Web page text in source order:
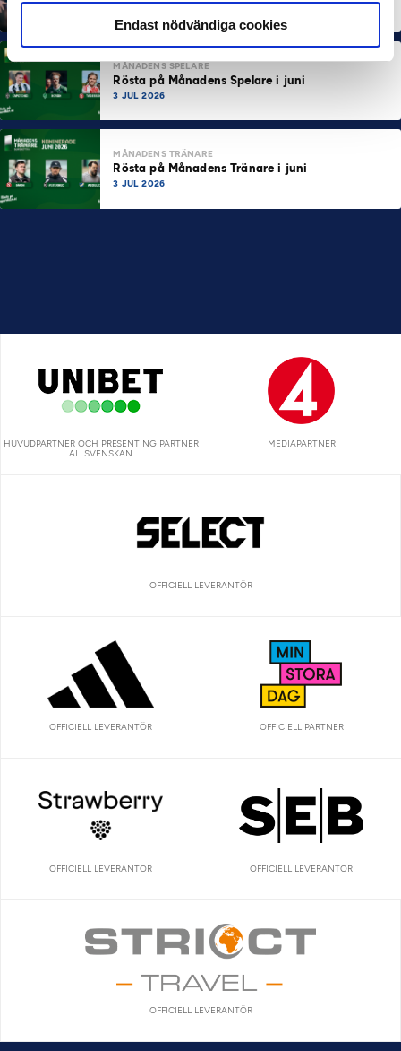
Endast nödvändiga cookies
10 JUL 2026
MÅNADENS SPELARE
Rösta på Månadens Spelare i juni
3 JUL 2026
MÅNADENS TRÄNARE
Rösta på Månadens Tränare i juni
3 JUL 2026
HUVUDPARTNER OCH PRESENTING PARTNER
ALLSVENSKAN
MEDIAPARTNER
OFFICIELL LEVERANTÖR
OFFICIELL LEVERANTÖR OFFICIELL PARTNER
OFFICIELL LEVERANTÖR OFFICIELL LEVERANTÖR
OFFICIELL LEVERANTÖR